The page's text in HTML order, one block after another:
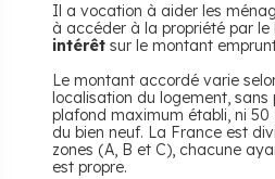
Il a vocation à aider les
à accéder à la propriété par le
intérêt sur le montant
Le montant accordé varie
localisation du logement, sans
plafond maximum établi, ni
du bien neuf. La France est
zones (A, B et C), chacune
est propre.